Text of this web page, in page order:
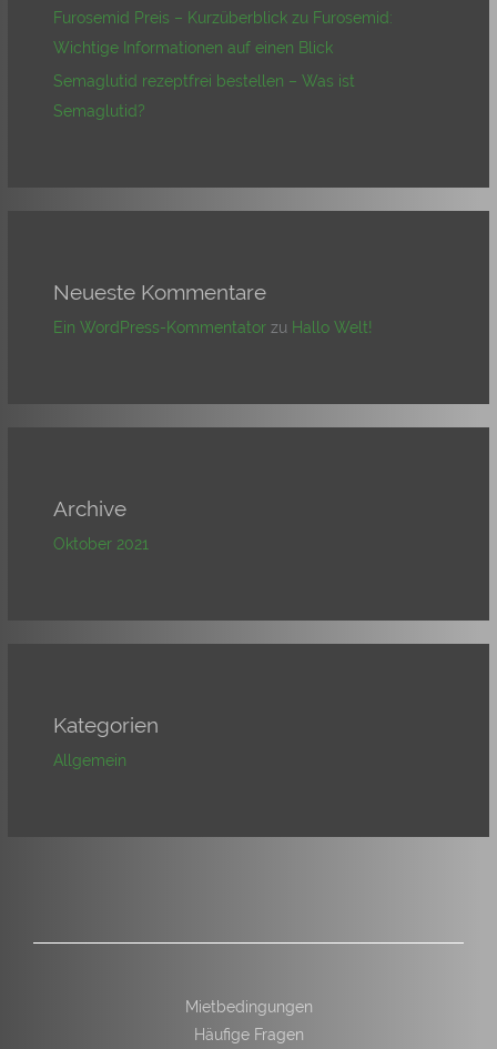
Furosemid Preis – Kurzüberblick zu Furosemid:
Wichtige Informationen auf einen Blick
Semaglutid rezeptfrei bestellen – Was ist
Semaglutid?
Neueste Kommentare
Ein WordPress-Kommentator zu Hallo Welt!
Archive
Oktober 2021
Kategorien
Allgemein
Mietbedingungen
Häufige Fragen